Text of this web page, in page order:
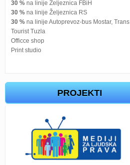
30 % na linije Željeznica FBiH
30 % na linije Željeznica RS
30 % na linije Autoprevoz-bus Mostar, Trans
Tourist Tuzla
Officce shop
Print studio
PROJEKTI